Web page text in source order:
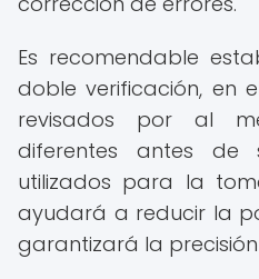
Es recomendable
doble verificación, en
revisados por al
diferentes antes de
utilizados para la
ayudará a reducir la
garantizará la